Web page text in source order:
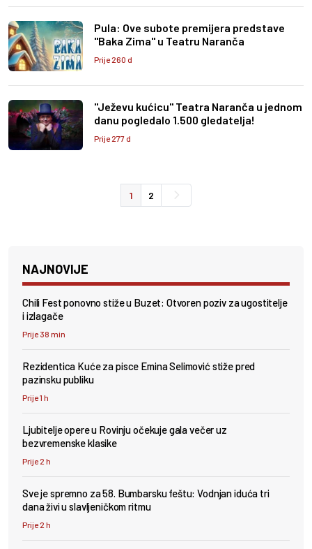
Pula: Ove subote premijera predstave
"Baka Zima" u Teatru Naranča
Prije 260 d
"Ježevu kućicu" Teatra Naranča u jednom
danu pogledalo 1.500 gledatelja!
Prije 277 d
1 2
NAJNOVIJE
Chili Fest ponovno stiže u Buzet: Otvoren poziv za ugostitelje
i izlagače
Prije 38 min
Rezidentica Kuće za pisce Emina Selimović stiže pred
pazinsku publiku
Prije 1 h
Ljubitelje opere u Rovinju očekuje gala večer uz
bezvremenske klasike
Prije 2 h
Sve je spremno za 58. Bumbarsku feštu: Vodnjan iduća tri
dana živi u slavljeničkom ritmu
Prije 2 h